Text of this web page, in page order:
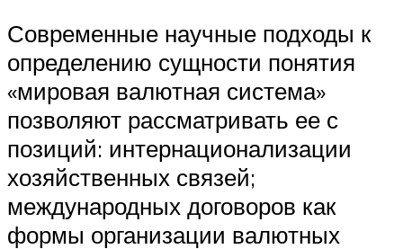
Современные научные подходы к
определению сущности понятия
«мировая валютная система»
позволяют рассматривать ее с
позиций: интернационализации
хозяйственных связей;
международных договоров как
формы организации валютных